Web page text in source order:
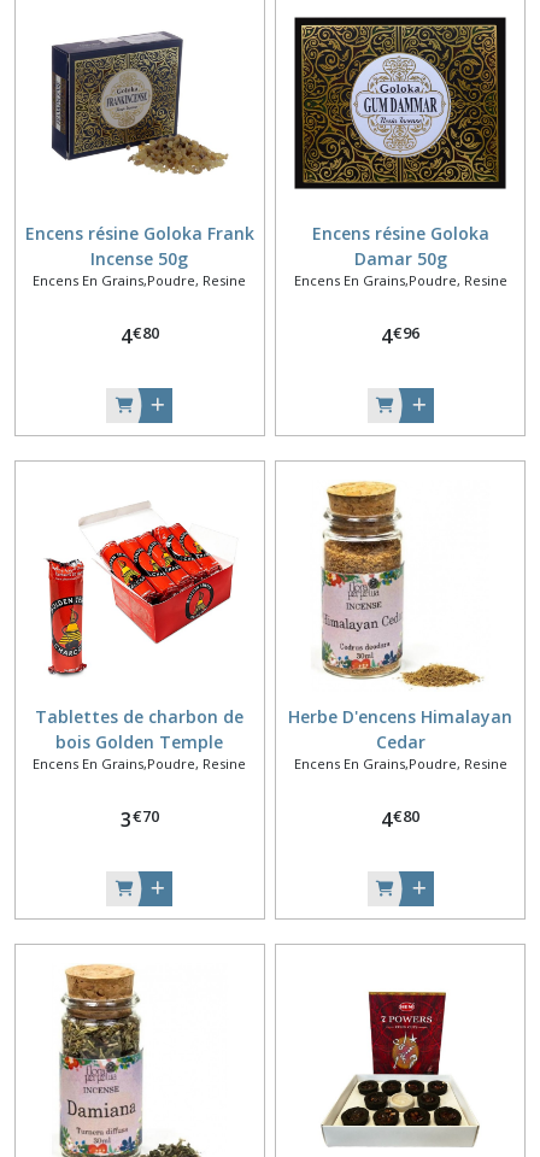
Encens résine Goloka Frank
Incense 50g
Encens En Grains,Poudre, Resine
4€80
Encens résine Goloka
Damar 50g
Encens En Grains,Poudre, Resine
4€96
Tablettes de charbon de
bois Golden Temple
Encens En Grains,Poudre, Resine
3€70
Herbe D'encens Himalayan
Cedar
Encens En Grains,Poudre, Resine
4€80